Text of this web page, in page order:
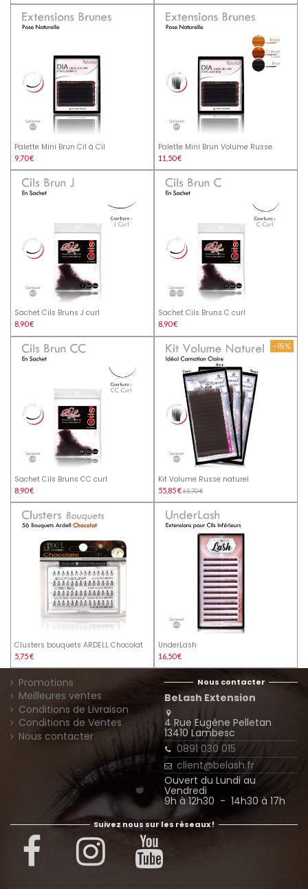
Palette Mini Brun Cil à Cil
9,70 €
Palette Mini Brun Volume Russe
11,50 €
Sachet Cils Bruns J curl
8,90 €
Sachet Cils Bruns C curl
8,90 €
Sachet Cils Bruns CC curl
8,90 €
-15%
Kit Volume Russe naturel
55,85 €65,70 €
Clusters bouquets ARDELL Chocolat
5,75 €
UnderLash
16,50 €
Promotions
Meilleures ventes
Conditions de Livraison
Conditions de Ventes
Nous contacter
Nous contacter
BeLash Extension
4 Rue Eugène Pelletan
13410 Lambesc
0891 030 015
client@belash.fr
Ouvert du Lundi au
Vendredi
9h à 12h30 - 14h30 à 17h
Suivez nous sur les réseaux !